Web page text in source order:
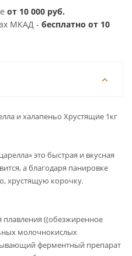
от 10 000 руб.
МКАД - бесплатно от 10
и халапеньо Хрустящие 1кг
это быстрая и вкусная
а благодаря панировке
хрустящую корочку.
((обезжиренное
молочнокислых
ферментный препарат